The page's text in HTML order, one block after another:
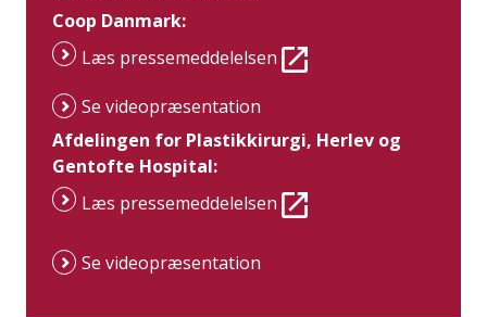
Coop Danmark:
Læs pressemeddelelsen
Se videopræsentation
Afdelingen for Plastikkirurgi, Herlev og
Gentofte Hospital:
Læs pressemeddelelsen
Se videopræsentation